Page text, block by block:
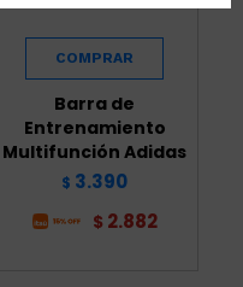
Barra de
Entrenamiento
Multifunción Adidas
$ 3.390
$ 2.882